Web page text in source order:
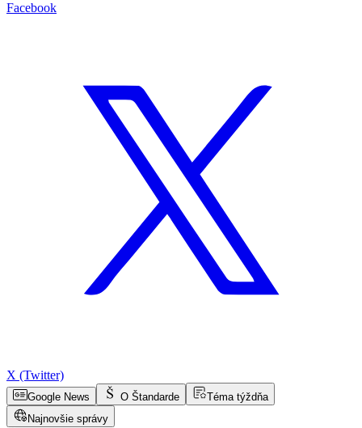
Facebook
X (Twitter)
Google News O Štandarde
Téma týždňa
Najnovšie správy